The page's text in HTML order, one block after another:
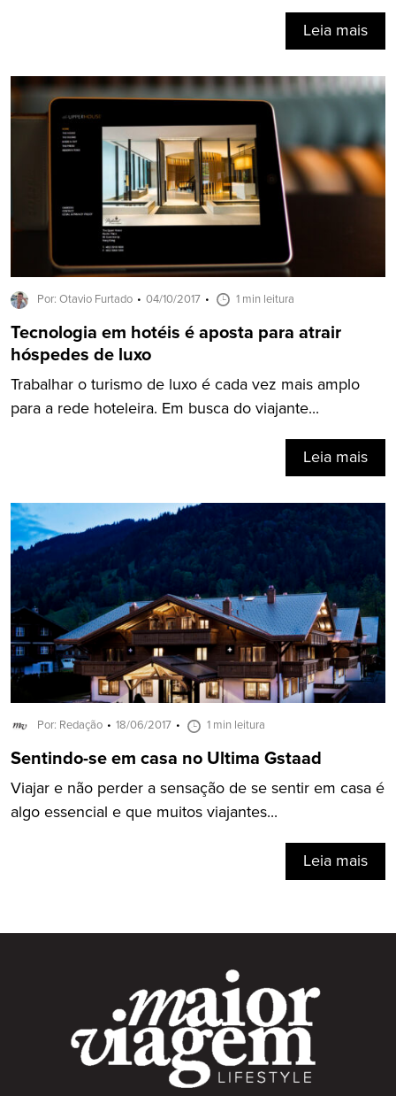
Leia mais
Por: Otavio Furtado 04/10/2017 1 min leitura
Tecnologia em hotéis é aposta para atrair
hóspedes de luxo
Trabalhar o turismo de luxo é cada vez mais amplo
para a rede hoteleira. Em busca do viajante...
Leia mais
Por: Redação 18/06/2017 1 min leitura
Sentindo-se em casa no Ultima Gstaad
Viajar e não perder a sensação de se sentir em casa é
algo essencial e que muitos viajantes...
Leia mais